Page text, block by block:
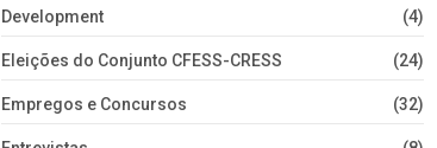
Development (4)
Eleições do Conjunto CFESS-CRESS (24)
Empregos e Concursos (32)